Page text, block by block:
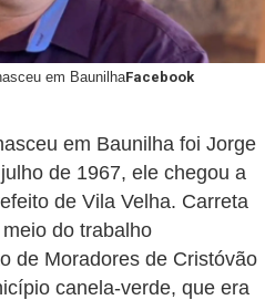
em BaunilhaFacebook
em Baunilha foi Jorge
de 1967, ele chegou a
de Vila Velha. Carreta
do trabalho
de Moradores de Cristóvão
canela-verde, que era